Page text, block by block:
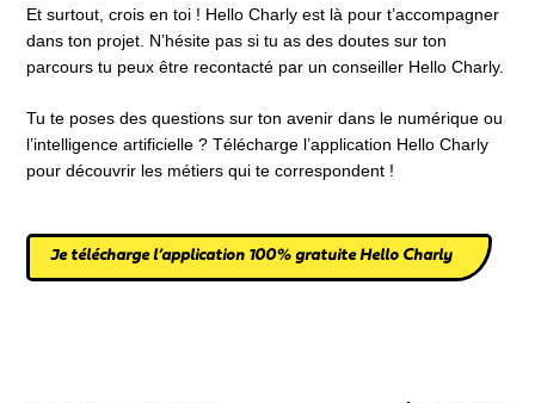
Et surtout, crois en toi ! Hello Charly est là pour t’accompagner
dans ton projet. N’hésite pas si tu as des doutes sur ton
parcours tu peux être recontacté par un conseiller Hello Charly.
Tu te poses des questions sur ton avenir dans le numérique ou
l’intelligence artificielle ? Télécharge l’application Hello Charly
pour découvrir les métiers qui te correspondent !
Je télécharge l’application 100% gratuite Hello Charly